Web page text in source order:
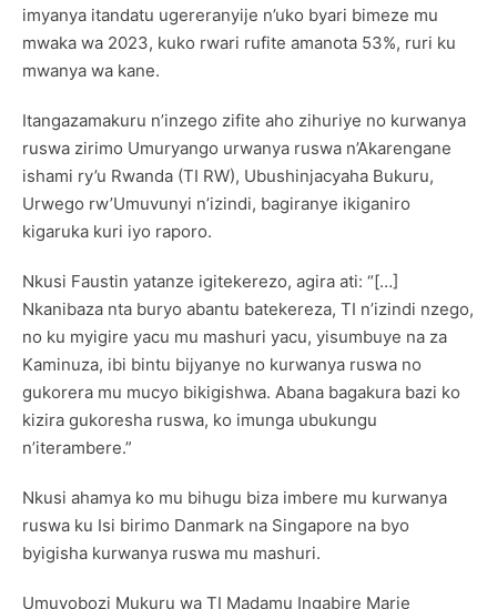
imyanya itandatu ugereranyije n’uko byari bimeze mu
mwaka wa 2023, kuko rwari rufite amanota 53%, ruri ku
mwanya wa kane.
Itangazamakuru n’inzego zifite aho zihuriye no kurwanya
ruswa zirimo Umuryango urwanya ruswa n’Akarengane
ishami ry’u Rwanda (TI RW), Ubushinjacyaha Bukuru,
Urwego rw’Umuvunyi n’izindi, bagiranye ikiganiro
kigaruka kuri iyo raporo.
Nkusi Faustin yatanze igitekerezo, agira ati: “[…]
Nkanibaza nta buryo abantu batekereza, TI n’izindi nzego,
no ku myigire yacu mu mashuri yacu, yisumbuye na za
Kaminuza, ibi bintu bijyanye no kurwanya ruswa no
gukorera mu mucyo bikigishwa. Abana bagakura bazi ko
kizira gukoresha ruswa, ko imunga ubukungu
n’iterambere.”
Nkusi ahamya ko mu bihugu biza imbere mu kurwanya
ruswa ku Isi birimo Danmark na Singapore na byo
byigisha kurwanya ruswa mu mashuri.
Umuyobozi Mukuru wa TI Madamu Ingabire Marie